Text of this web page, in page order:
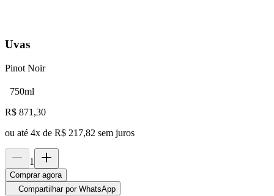
Uvas
Pinot Noir
750ml
R$ 871,30
ou até 4x de R$ 217,82 sem juros
1
Comprar agora
Compartilhar por WhatsApp